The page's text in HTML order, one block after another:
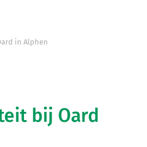
in Alphen
bij Oard